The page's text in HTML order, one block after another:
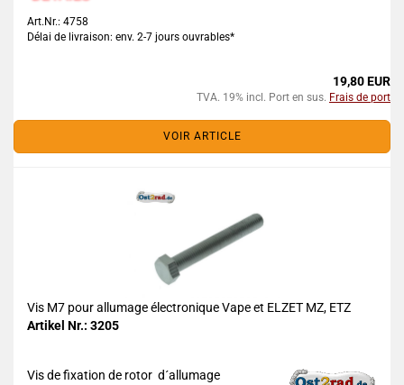
Art.Nr.: 4758
Délai de livraison: env. 2-7 jours ouvrables*
19,80 EUR
TVA. 19% incl. Port en sus. Frais de port
VOIR ARTICLE
Vis M7 pour allumage électronique Vape et ELZET MZ, ETZ
Artikel Nr.: 3205
Vis de fixation de rotor d´allumage